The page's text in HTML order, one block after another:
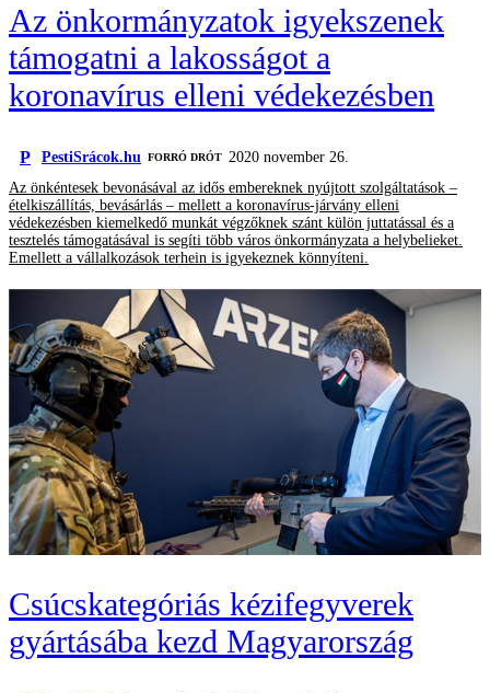
Az önkormányzatok igyekszenek
támogatni a lakosságot a
koronavírus elleni védekezésben
P PestiSrácok.hu FORRÓ DRÓT
2020 november 26.
Az önkéntesek bevonásával az idős embereknek nyújtott szolgáltatások –
ételkiszállítás, bevásárlás – mellett a koronavírus-járvány elleni
védekezésben kiemelkedő munkát végzőknek szánt külön juttatással és a
tesztelés támogatásával is segíti több város önkormányzata a helybelieket.
Emellett a vállalkozások terhein is igyekeznek könnyíteni.
Csúcskategóriás kézifegyverek
gyártásába kezd Magyarország